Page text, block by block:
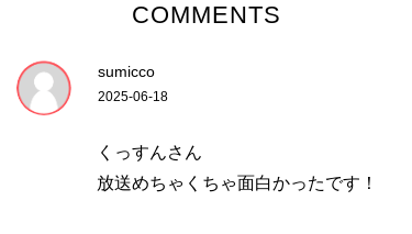
COMMENTS
sumicco
2025-06-18
くっすんさん
放送めちゃくちゃ面白かったです！